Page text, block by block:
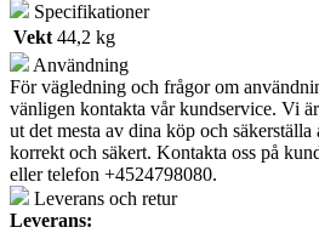
Specifikationer
Vekt 44,2 kg
Användning
För vägledning och frågor om
vänligen kontakta vår kundservice. Vi
ut det mesta av dina köp och
korrekt och säkert. Kontakta oss på
eller telefon +4524798080.
Leverans och retur
Leverans: